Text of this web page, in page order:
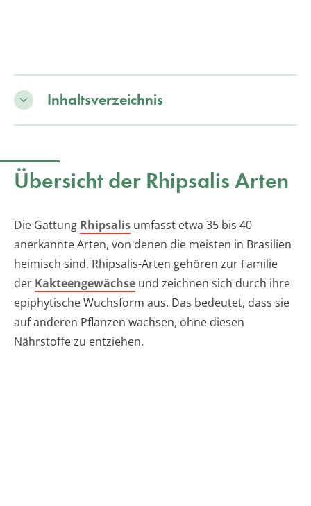
Inhaltsverzeichnis
Übersicht der Rhipsalis Arten
Die Gattung Rhipsalis umfasst etwa 35 bis 40
anerkannte Arten, von denen die meisten in Brasilien
heimisch sind. Rhipsalis-Arten gehören zur Familie
der Kakteengewächse und zeichnen sich durch ihre
epiphytische Wuchsform aus. Das bedeutet, dass sie
auf anderen Pflanzen wachsen, ohne diesen
Nährstoffe zu entziehen.